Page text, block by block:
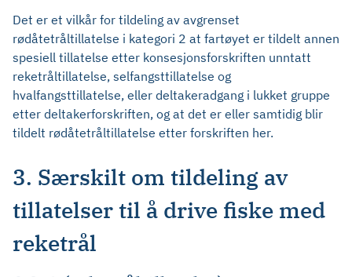
Det er et vilkår for tildeling av avgrenset
rødåtetråltillatelse i kategori 2 at fartøyet er tildelt annen
spesiell tillatelse etter konsesjonsforskriften unntatt
reketråltillatelse, selfangsttillatelse og
hvalfangsttillatelse, eller deltakeradgang i lukket gruppe
etter deltakerforskriften, og at det er eller samtidig blir
tildelt rødåtetråltillatelse etter forskriften her.
3. Særskilt om tildeling av
tillatelser til å drive fiske med
reketrål